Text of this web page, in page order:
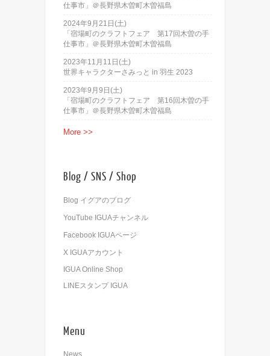
仕事市」＠長野県木曽町木曽福島
2024年9月21日(土)
「宿場町のクラフトフェア 第17回木曽の手
仕事市」＠長野県木曽町木曽福島
2023年11月11日(土)
世界キャラクターさみっと in 羽生 2023
2023年9月9日(土)
「宿場町のクラフトフェア 第16回木曽の手
仕事市」＠長野県木曽町木曽福島
More >>
Blog / SNS / Shop
Blog イグアのブログ
YouTube IGUAチャンネル
Facebook IGUAページ
X IGUAアカウント
IGUA Online Shop
LINEスタンプ IGUA
Menu
News